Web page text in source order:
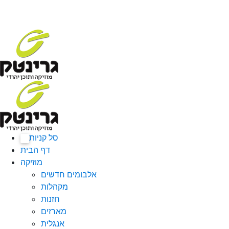
סל קניות
דף הבית
מוזיקה
אלבומים חדשים
מקהלות
חזנות
מארזים
אנגלית